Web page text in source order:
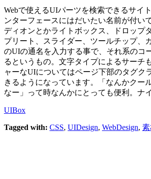
Webで使えるUIパーツを検索できるサイ
ンターフェースにはだいたい名前が付い
ディオンとかライトボックス、ドロップ
プリート、スライダー、ツールチップ、
のUIの通名を入力する事で、それ系のコ
るというもの。文字タイプによるサーチ
ャーなUIについてはページ下部のタグク
きるようになっています。「なんかクー
なー」って時なんかにとっても便利。ナ
UIBox
Tagged with: CSS, UIDesign, WebDesign,